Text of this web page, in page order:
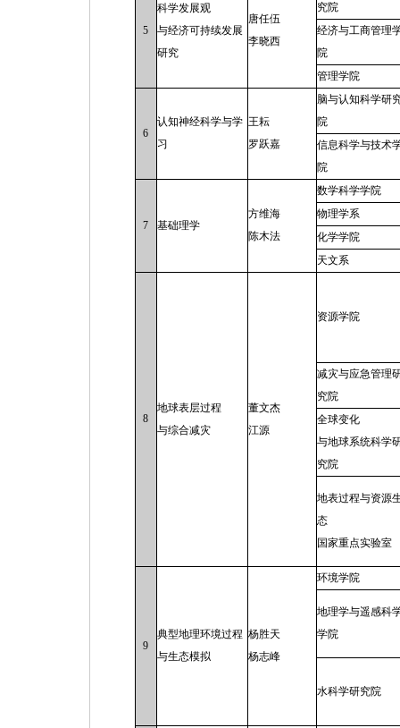
5
科学发展观
与经济可持续发展
研究
唐任伍
李晓西
究院
经济与工商管理
院
管理学院
6
认知神经科学与学
习
王耘
罗跃嘉
脑与认知科学研
院
信息科学与技术
院
7 基础理学
方维海
陈木法
数学科学学院
物理学系
化学学院
天文系
8
地球表层过程
与综合减灾
董文杰
江源
资源学院
减灾与应急管理
究院
全球变化
与地球系统科学
究院
地表过程与资源
态
国家重点实验室
9
典型地理环境过程
与生态模拟
杨胜天
杨志峰
环境学院
地理学与遥感科
学院
水科学研究院